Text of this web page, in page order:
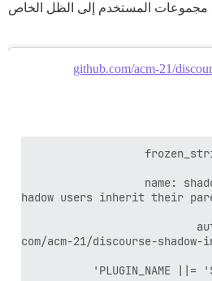
مجموعات المستخدم إلى الظل الخاص
github.com/acm-21/